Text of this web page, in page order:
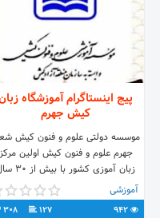
پیج اینستاگرام آموزشگاه
کیش جهرم
موسسه دولتی علوم و فنون کیش
جهرم علوم و فنون کیش اولین مرکز
زبان آموزی کشور با
فعالیت و بیش از 160 شعبهآموزشی
127
308